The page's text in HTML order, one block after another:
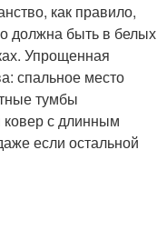
как правило,
должна быть в белых
Упрощенная
спальное место
тумбы
ковер с длинным
если остальной